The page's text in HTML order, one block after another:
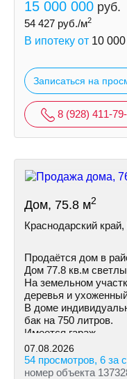
15 000 000 руб.
54 427 руб./м2
В ипотеку от 10 000
Записаться на
8 (928) 411-
Дом, 75.8 м2
Краснодарский
Продаётся дом в
Дом 77.8 кв.м
На земельном
деревья и
В доме
бак на 750 литров.
Имеется гараж.
07.08.2026
54 просмотров, 6 за
номер объекта